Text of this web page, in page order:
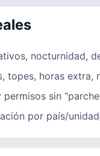
nocturnidad,
topes, horas extra,
sin
por país/